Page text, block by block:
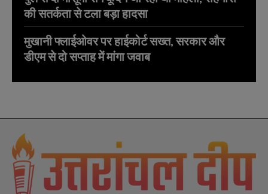
की सतर्कता से टला बड़ा हादसा
मुखानी फ्लाईओवर पर हाईकोर्ट सख्त, सरकार और
डीएम से दो सप्ताह में मांगा जवाब